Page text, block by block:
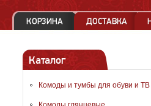
Каталог
Комоды и тумбы для обуви и ТВ